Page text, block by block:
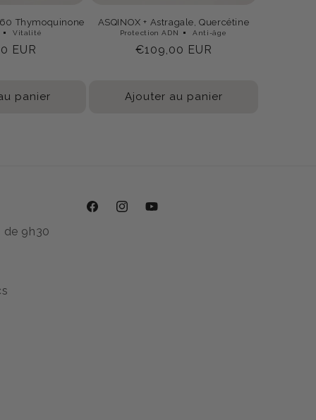
60 Thymoquinone
Vitalité
EUR
panier
ASQINOX + Astragale, Quercétine
Protection ADN Anti-âge
Prix
€109,00 EUR
Ajouter au panier
de 9h30
FacebookInstagramYouTube